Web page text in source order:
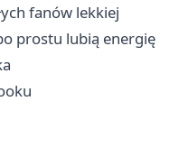
fanów lekkiej
prostu lubią energię